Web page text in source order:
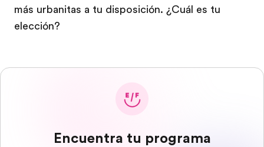
más urbanitas a tu disposición. ¿Cuál es tu
elección?
Encuentra tu programa